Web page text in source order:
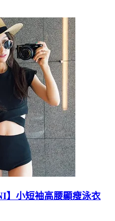
】小短袖高腰顯瘦泳衣